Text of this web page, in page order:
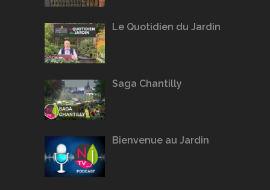
Le Quotidien du Jardin
Saga Chantilly
Bienvenue au Jardin